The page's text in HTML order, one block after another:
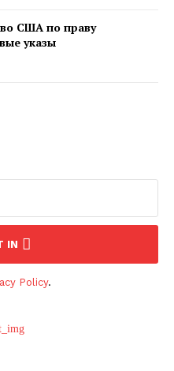
США по праву
указы
IN
Policy.